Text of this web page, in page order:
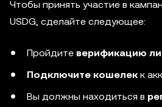
Чтобы принять участие в
USDG, сделайте следующее:
Пройдите верификацию
Подключите кошелек к
Вы должны находиться в